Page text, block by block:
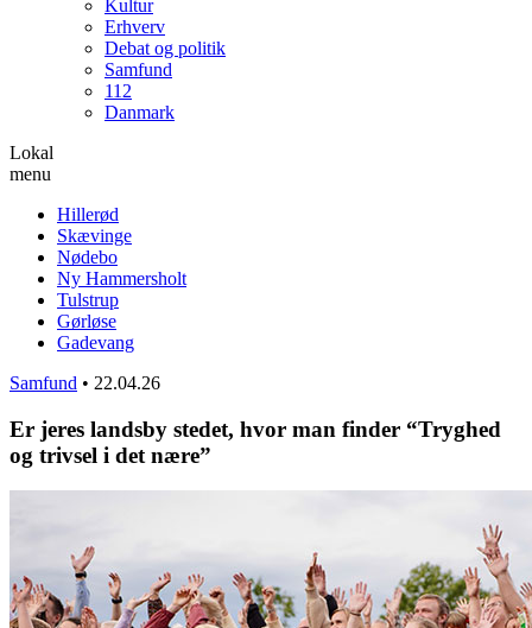
Kultur
Erhverv
Debat og politik
Samfund
112
Danmark
Lokal
menu
Hillerød
Skævinge
Nødebo
Ny Hammersholt
Tulstrup
Gørløse
Gadevang
Samfund • 22.04.26
Er jeres landsby stedet, hvor man finder “Tryghed
og trivsel i det nære”